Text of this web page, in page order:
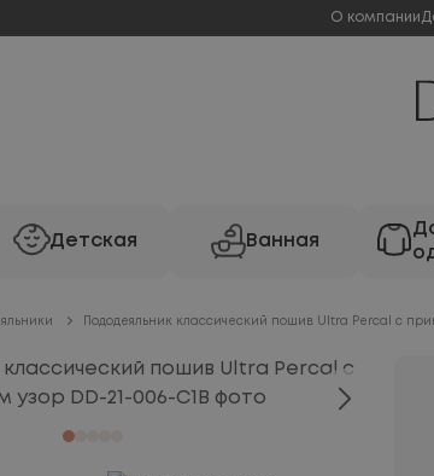
О компании
Детская Ванная
Пододеяльник классический пошив Ultra Percal с